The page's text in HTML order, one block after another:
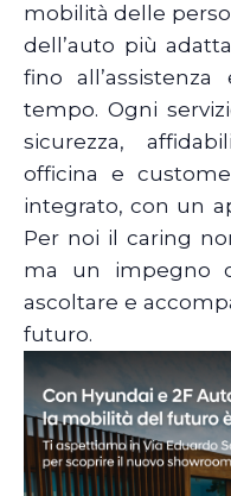
mobilità delle
dell’auto più
fino
tempo. Ogni
sicurezza,
officina e
integrato, con un
Per noi il caring
ma un impegno
ascoltare e
futuro.